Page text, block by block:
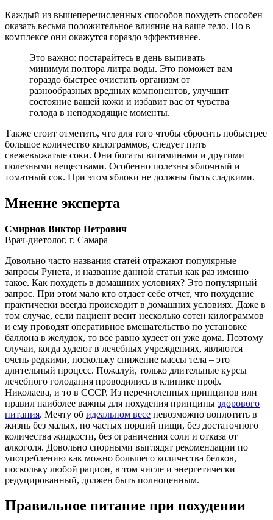
Каждый из вышеперечисленных способов похудеть способен
оказать весьма положительное влияние на ваше тело. Но в
комплексе они окажутся гораздо эффективнее.
Это важно: постарайтесь в день выпивать
минимум полтора литра воды. Это поможет вам
гораздо быстрее очистить организм от
разнообразных вредных компонентов, улучшит
состояние вашей кожи и избавит вас от чувства
голода в неподходящие моменты.
Также стоит отметить, что для того чтобы сбросить побыстрее
большое количество килограммов, следует пить
свежевыжатые соки. Они богаты витаминами и другими
полезными веществами. Особенно полезны яблочный и
томатный сок. При этом яблоки не должны быть сладкими.
Мнение эксперта
Смирнов Виктор Петрович
Врач-диетолог, г. Самара
Довольно часто названия статей отражают популярные
запросы Рунета, и название данной статьи как раз именно
такое. Как похудеть в домашних условиях? Это популярный
запрос. При этом мало кто отдает себе отчет, что похудение
практически всегда происходит в домашних условиях. Даже в
том случае, если пациент весит несколько сотен килограммов
и ему проводят оперативное вмешательство по установке
баллона в желудок, то всё равно худеет он уже дома. Поэтому
случаи, когда худеют в лечебных учреждениях, являются
очень редкими, поскольку снижение массы тела – это
длительный процесс. Пожалуй, только длительные курсы
лечебного голодания проводились в клинике проф.
Николаева, и то в СССР. Из перечисленных принципов или
правил наиболее важны для похудения принципы здорового
питания. Мечту об идеальном весе невозможно воплотить в
жизнь без малых, но частых порций пищи, без достаточного
количества жидкости, без ограничения соли и отказа от
алкоголя. Довольно спорными выглядят рекомендации по
употреблению как можно большего количества белков,
поскольку любой рацион, в том числе и энергетически
редуцированный, должен быть полноценным.
Правильное питание при похудении